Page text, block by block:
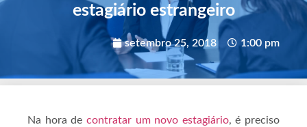
estagiário estrangeiro
setembro 25, 2018 1:00 pm
Na hora de contratar um novo estagiário, é preciso